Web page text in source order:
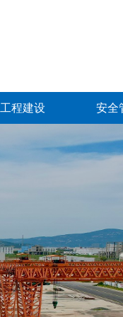
工程建设 安全